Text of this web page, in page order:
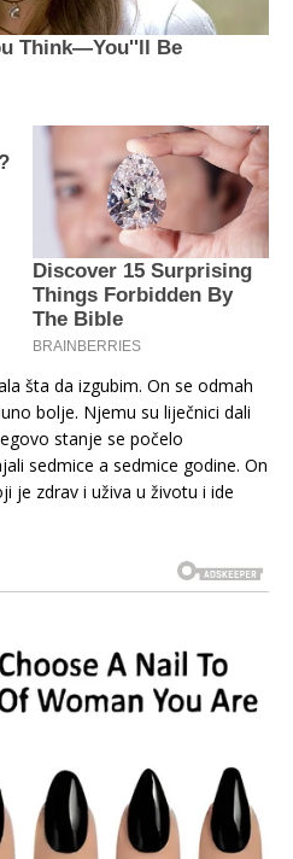
šta da izgubim. On se odmah
bolje. Njemu su liječnici dali
stanje se počelo
sedmice a sedmice godine. On
je zdrav i uživa u životu i ide